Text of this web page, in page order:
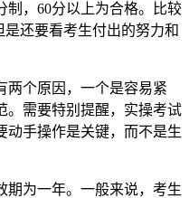
制，60分以上为合格。比较
还要看考生付出的努力和
两个原因，一个是容易紧
。需要特别提醒，实操考试
动手操作是关键，而不是生
期为一年。一般来说，考生